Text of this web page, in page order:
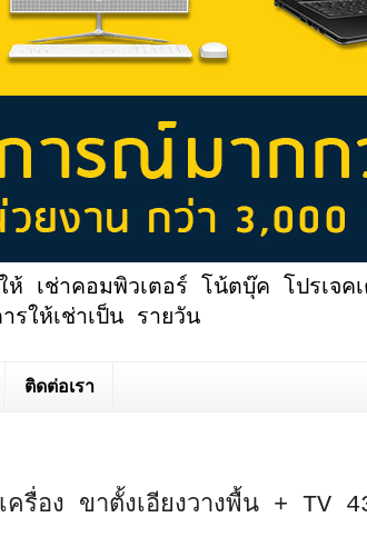
ห้ เช่าคอมพิวเตอร์ โน้ตบุ๊ค โปรเจ
ให้เช่าเป็น รายวัน
ติดต่อเรา
รื่อง ขาตั้งเอียงวางพื้น + TV